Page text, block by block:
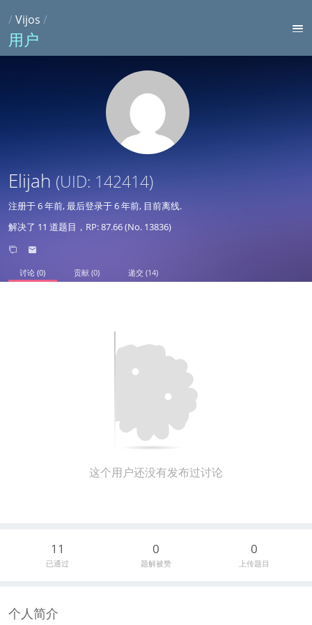
/Vijos /
用户
Elijah (UID: 142414)
注册于6 年前, 最后登录于6 年前, 目前离线.
解决了 11 道题目，RP: 87.66 (No. 13836)
讨论 (0) 贡献 (0) 递交 (14)
这个用户还没有发布过讨论
11
已通过
0
题解被赞
0
上传题目
个人简介